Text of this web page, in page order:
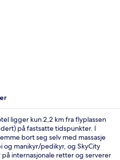
ligger kun 2,2 km fra flyplassen
på fastsatte tidspunkter. I
bort seg selv med massasje
og manikyr/pedikyr, og SkyCity
internasjonale retter og serverer